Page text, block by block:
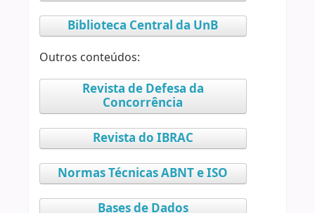
Biblioteca Central da UnB
Outros conteúdos:
Revista de Defesa da
Concorrência
Revista do IBRAC
Normas Técnicas ABNT e ISO
Bases de Dados